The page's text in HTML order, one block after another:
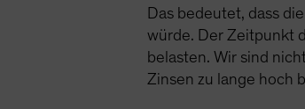
Das bedeutet, dass
würde. Der Zeitpunkt
belasten. Wir sind
Zinsen zu lange hoch